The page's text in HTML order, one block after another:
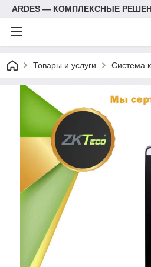
ARDES — КОМПЛЕКСНЫЕ
Товары и услуги Система